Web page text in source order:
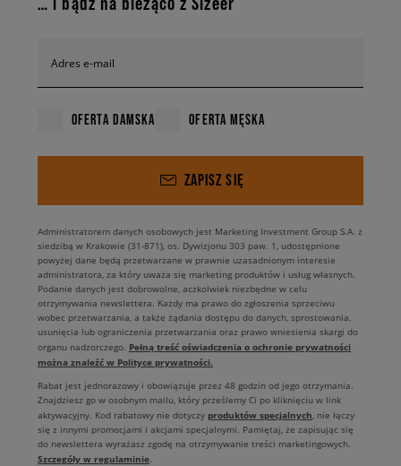
Adres e-mail
OFERTA DAMSKA OFERTA MĘSKA
ZAPISZ SIĘ
Administratorem danych osobowych jest Marketing Investment Group S.A. z
siedzibą w Krakowie (31-871), os. Dywizjonu 303 paw. 1, udostępnione
powyżej dane będą przetwarzane w prawnie uzasadnionym interesie
administratora, za który uważa się marketing produktów i usług własnych.
Podanie danych jest dobrowolne, aczkolwiek niezbędne w celu
otrzymywania newslettera. Każdy ma prawo do zgłoszenia sprzeciwu
wobec przetwarzania, a także żądania dostępu do danych, sprostowania,
usunięcia lub ograniczenia przetwarzania oraz prawo wniesienia skargi do
organu nadzorczego. Pełną treść oświadczenia o ochronie prywatności
można znaleźć w Polityce prywatności.
Rabat jest jednorazowy i obowiązuje przez 48 godzin od jego otrzymania.
Znajdziesz go w osobnym mailu, który prześlemy Ci po kliknięciu w link
aktywacyjny. Kod rabatowy nie dotyczy produktów specjalnych , nie łączy
się z innymi promocjami i akcjami specjalnymi. Pamiętaj, że zapisując się
do newslettera wyrażasz zgodę na otrzymywanie treści marketingowych.
Szczegóły w regulaminie